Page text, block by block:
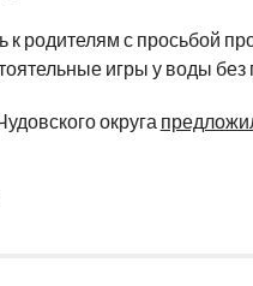
к родителям с просьбой
игры у воды
округа